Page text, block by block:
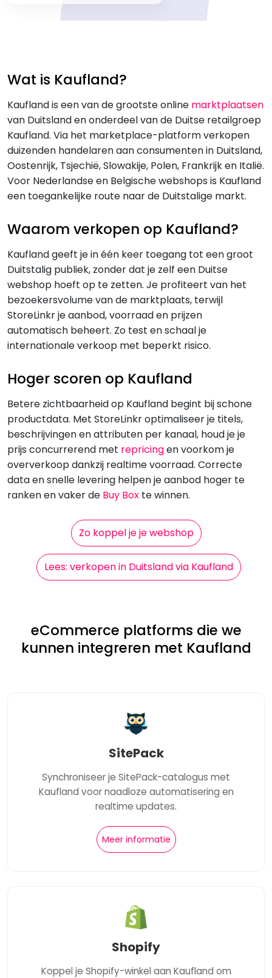
Wat is Kaufland?
Kaufland is een van de grootste online marktplaatsen
van Duitsland en onderdeel van de Duitse retailgroep
Kaufland. Via het marketplace-platform verkopen
duizenden handelaren aan consumenten in Duitsland,
Oostenrijk, Tsjechië, Slowakije, Polen, Frankrijk en Italië.
Voor Nederlandse en Belgische webshops is Kaufland
een toegankelijke route naar de Duitstalige markt.
Waarom verkopen op Kaufland?
Kaufland geeft je in één keer toegang tot een groot
Duitstalig publiek, zonder dat je zelf een Duitse
webshop hoeft op te zetten. Je profiteert van het
bezoekersvolume van de marktplaats, terwijl
StoreLinkr je aanbod, voorraad en prijzen
automatisch beheert. Zo test en schaal je
internationale verkoop met beperkt risico.
Hoger scoren op Kaufland
Betere zichtbaarheid op Kaufland begint bij schone
productdata. Met StoreLinkr optimaliseer je titels,
beschrijvingen en attributen per kanaal, houd je je
prijs concurrerend met repricingen voorkom je
oververkoop dankzij realtime voorraad. Correcte
data en snelle levering helpen je aanbod hoger te
ranken en vaker de Buy Box te winnen.
Zo koppel je je webshop
Lees: verkopen in Duitsland via Kaufland
eCommerce platforms die we
kunnen integreren met Kaufland
SitePack
Synchroniseer je SitePack-catalogus met
Kaufland voor naadloze automatisering en
realtime updates.
Meer informatie
Shopify
Koppel je Shopify-winkel aan Kaufland om